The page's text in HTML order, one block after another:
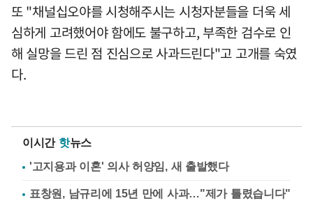
또 "채널십오야를 시청해주시는 시청자분들을 더욱 세
심하게 고려했어야 함에도 불구하고, 부족한 검수로 인
해 실망을 드린 점 진심으로 사과드린다"고 고개를 숙였
다.
이시간 핫뉴스
'고지용과 이혼' 의사 허양임, 새 출발했다
표창원, 남규리에 15년 만에 사과…"제가 틀렸습니다"